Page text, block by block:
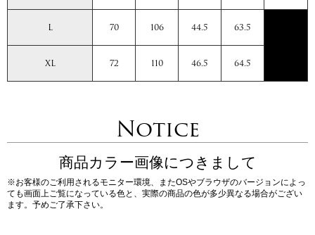
L 70 106 44.5 63.5
XL 72 110 46.5 64.5
Notice
商品カラー画像につきまして
※お客様のご利用されるモニター環境、またOSやブラウザのバージョンによっ
ても画面上ご覧になっている色と、実際の商品の色が多少異なる場合がござい
ます。予めご了承下さい。